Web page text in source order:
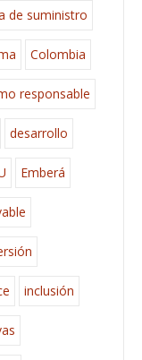
de suministro
Colombia
responsable
desarrollo
Emberá
inclusión